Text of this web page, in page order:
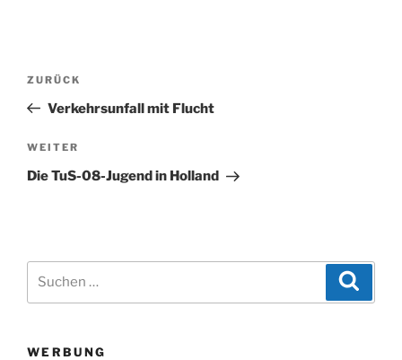
Beitragsnavigation
Vorheriger
Beitrag
ZURÜCK
Verkehrsunfall mit Flucht
Nächster
Beitrag
WEITER
Die TuS-08-Jugend in Holland
WERBUNG